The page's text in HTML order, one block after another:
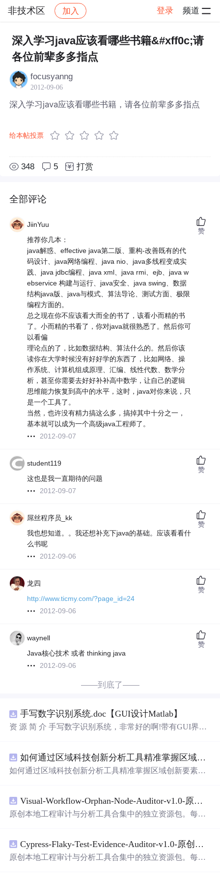
非技术区 加入 登录 频道
社区 非技术区 帖子详情
深入学习java应该看哪些书籍&#xff0c;请
各位前辈多多指点
focusyanng
2012-09-06
深入学习java应该看哪些书籍，请各位前辈多多指点
给本帖投票
348 5 打赏
全部评论
JiinYuu
推荐你几本：
java解惑、effective java第二版、重构-改善既有的代
码设计、java网络编程、java nio、java多线程变成实
践、java jdbc编程、java xml、java rmi、ejb、java w
ebservice 构建与运行、java安全、java swing、数据
结构java版、java与模式、算法导论、测试方面、极限
编程方面的。
总之现在你不应该看大而全的书了，该看小而精的书
了。小而精的书看了，你对java就很熟悉了。然后你可
以看偏
理论点的了，比如数据结构、算法什么的。然后你该
读你在大学时候没有好好学的东西了，比如网络、操
作系统、计算机组成原理、汇编、线性代数、数学分
析，甚至你需要去好好补补高中数学，让自己的逻辑
思维能力恢复到高中的水平，这时，java对你来说，只
是一个工具了。
当然，也许没有精力搞这么多，搞掉其中十分之一，
基本就可以成为一个高级java工程师了。
2012-09-07
赞
student119
这也是我一直期待的问题
2012-09-07
赞
屌丝程序员_kk
我也想知道。。我还想补充下java的基础。应该看看什
么书呢
2012-09-06
赞
龙四
http://www.ticmy.com/?page_id=24
2012-09-06
赞
waynell
Java核心技术 或者 thinking java
2012-09-06
赞
——到底了——
手写数字识别系统.doc【GUI设计Matlab】
资 源 简 介 手写数字识别系统，非常好的啊!带有GUI界
带有直观的图形用户界面（GUI），非常容易使用。你只
需要将手写数字输入系统，它将立即给出准确的识别结
是一个非常方便和实用的工具，你一定会喜欢它的！
如何通过区域科技创新分析工具精准掌握区域创新要素分布与产业链融合现状？.docx
如何通过区域科技创新分析工具精准掌握区域创新要素分
Visual-Workflow-Orphan-Node-Auditor-v1.0-原创源码与文档.zip
原创本地工程审计与分析工具合集中的独立资源包。每个
README、运行说明、功能清单、MIT License及原创与授
权声明。解压后进入project目录，执行npm test验证算法，
Cypress-Flaky-Test-Evidence-Auditor-v1.0-原创源码与文档.zip
原创本地工程审计与分析工具合集中的独立资源包。每个